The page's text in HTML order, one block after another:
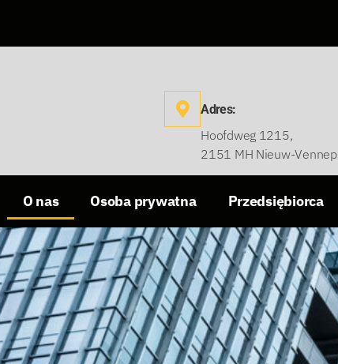
Adres:
Hoofdweg 1215,
2151 MH Nieuw-Vennep
O nas Osoba prywatna Przedsiębiorca